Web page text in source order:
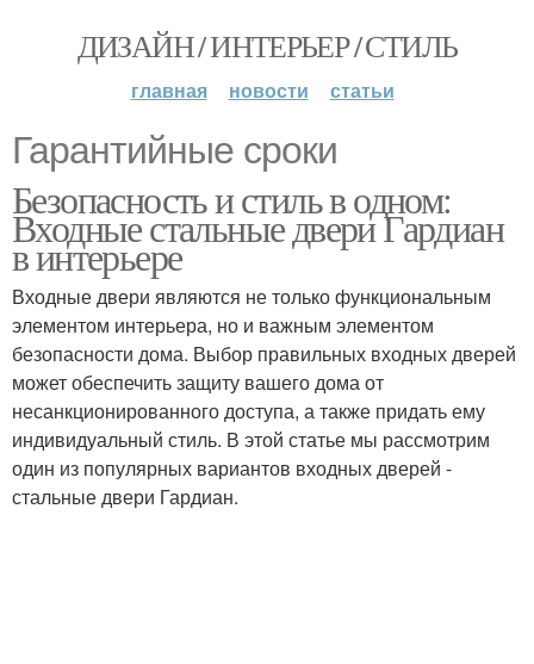
ДИЗАЙН / ИНТЕРЬЕР / СТИЛЬ
главная новости статьи
Гарантийные сроки
Безопасность и стиль в одном:
Входные стальные двери Гардиан
в интерьере
Входные двери являются не только функциональным
элементом интерьера, но и важным элементом
безопасности дома. Выбор правильных входных дверей
может обеспечить защиту вашего дома от
несанкционированного доступа, а также придать ему
индивидуальный стиль. В этой статье мы рассмотрим
один из популярных вариантов входных дверей -
стальные двери Гардиан.